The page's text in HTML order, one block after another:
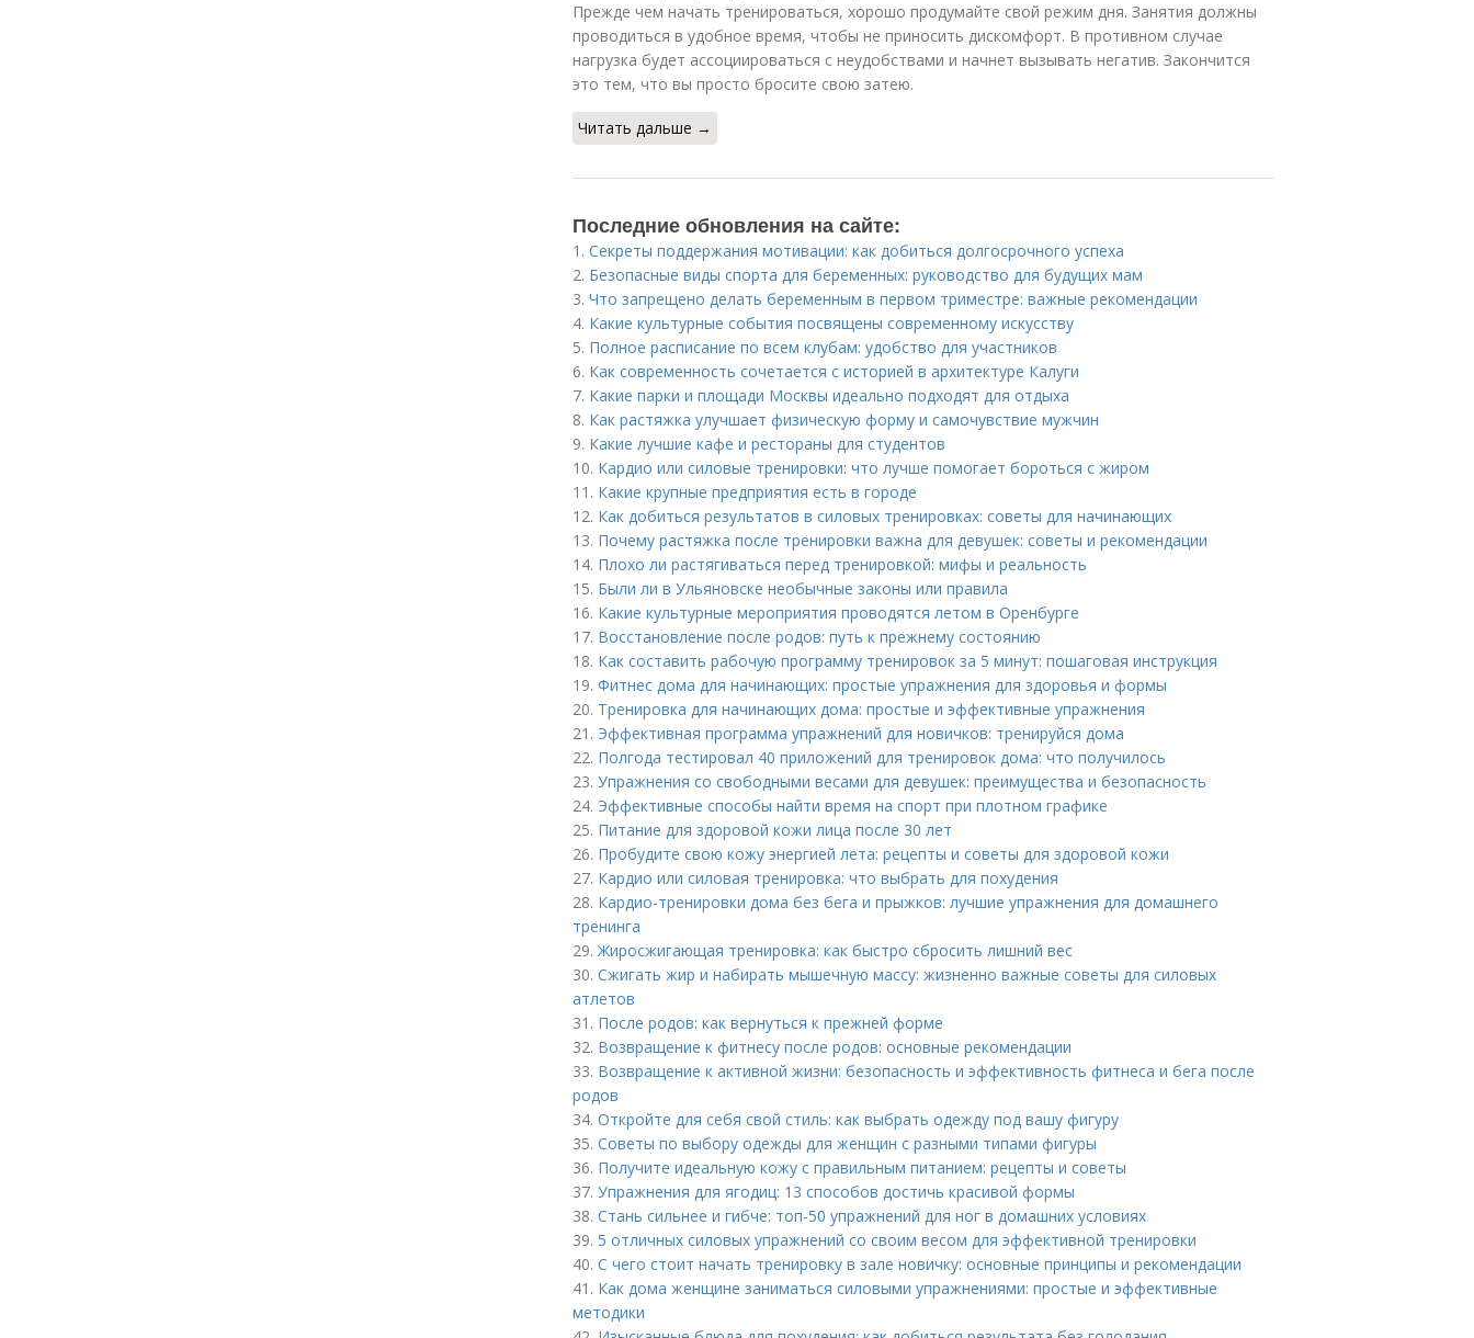
Прежде чем начать тренироваться, хорошо продумайте свой режим дня. Занятия должны
проводиться в удобное время, чтобы не приносить дискомфорт. В противном случае
нагрузка будет ассоциироваться с неудобствами и начнет вызывать негатив. Закончится
это тем, что вы просто бросите свою затею.
Читать дальше →
Последние обновления на сайте:
1. Секреты поддержания мотивации: как добиться долгосрочного успеха
2. Безопасные виды спорта для беременных: руководство для будущих мам
3. Что запрещено делать беременным в первом триместре: важные рекомендации
4. Какие культурные события посвящены современному искусству
5. Полное расписание по всем клубам: удобство для участников
6. Как современность сочетается с историей в архитектуре Калуги
7. Какие парки и площади Москвы идеально подходят для отдыха
8. Как растяжка улучшает физическую форму и самочувствие мужчин
9. Какие лучшие кафе и рестораны для студентов
10. Кардио или силовые тренировки: что лучше помогает бороться с жиром
11. Какие крупные предприятия есть в городе
12. Как добиться результатов в силовых тренировках: советы для начинающих
13. Почему растяжка после тренировки важна для девушек: советы и рекомендации
14. Плохо ли растягиваться перед тренировкой: мифы и реальность
15. Были ли в Ульяновске необычные законы или правила
16. Какие культурные мероприятия проводятся летом в Оренбурге
17. Восстановление после родов: путь к прежнему состоянию
18. Как составить рабочую программу тренировок за 5 минут: пошаговая инструкция
19. Фитнес дома для начинающих: простые упражнения для здоровья и формы
20. Тренировка для начинающих дома: простые и эффективные упражнения
21. Эффективная программа упражнений для новичков: тренируйся дома
22. Полгода тестировал 40 приложений для тренировок дома: что получилось
23. Упражнения со свободными весами для девушек: преимущества и безопасность
24. Эффективные способы найти время на спорт при плотном графике
25. Питание для здоровой кожи лица после 30 лет
26. Пробудите свою кожу энергией лета: рецепты и советы для здоровой кожи
27. Кардио или силовая тренировка: что выбрать для похудения
28. Кардио-тренировки дома без бега и прыжков: лучшие упражнения для домашнего
тренинга
29.Жиросжигающая тренировка: как быстро сбросить лишний вес
30. Сжигать жир и набирать мышечную массу: жизненно важные советы для силовых
атлетов
31. После родов: как вернуться к прежней форме
32. Возвращение к фитнесу после родов: основные рекомендации
33. Возвращение к активной жизни: безопасность и эффективность фитнеса и бега после
родов
34. Откройте для себя свой стиль: как выбрать одежду под вашу фигуру
35. Советы по выбору одежды для женщин с разными типами фигуры
36. Получите идеальную кожу с правильным питанием: рецепты и советы
37. Упражнения для ягодиц: 13 способов достичь красивой формы
38. Стань сильнее и гибче: топ-50 упражнений для ног в домашних условиях
39. 5 отличных силовых упражнений со своим весом для эффективной тренировки
40. С чего стоит начать тренировку в зале новичку: основные принципы и рекомендации
41. Как дома женщине заниматься силовыми упражнениями: простые и эффективные
методики